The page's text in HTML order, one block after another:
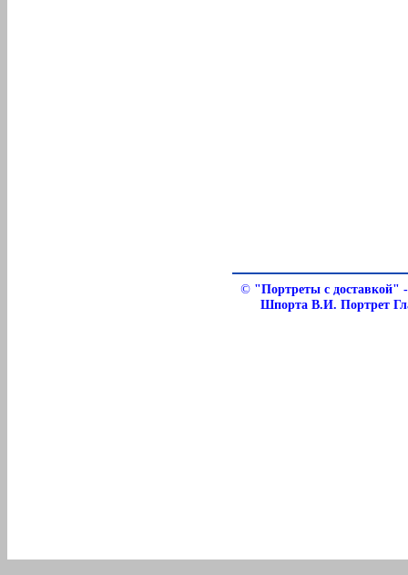
© "Портреты с доставкой" -
Шпорта В.И. Портрет